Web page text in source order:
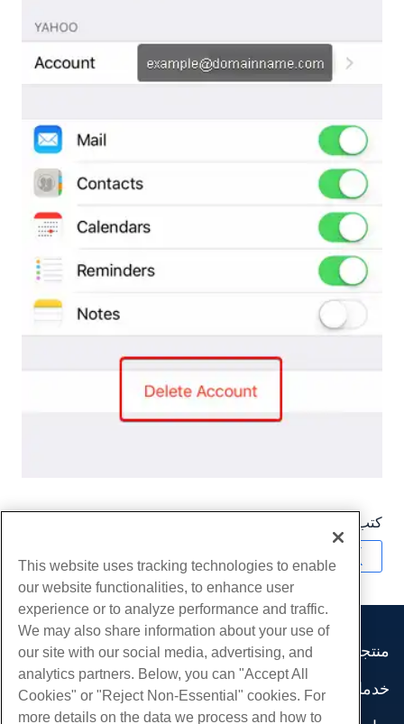
كتب بواسطة
منتجات
استضافة الموقع
استضافة الأعمال
خدمات
هجرات الموقع
This website uses tracking technologies to enable
our website functionalities, to enhance user
experience or to analyze performance and traffic.
We may also share information about your use of
our site with our social media, advertising, and
analytics partners. Below, you can "Accept All
Cookies" or "Reject Non-Essential" cookies. For
more details on the data we process and how to